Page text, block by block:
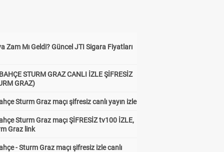
Zam Mı Geldi? Güncel JTI Sigara Fiyatları
STURM GRAZ CANLI İZLE ŞİFRESİZ
GRAZ)
Sturm Graz maçı şifresiz canlı yayın izle
Sturm Graz maçı ŞİFRESİZ tv100 İZLE,
Graz link
- Sturm Graz maçı şifresiz izle canlı